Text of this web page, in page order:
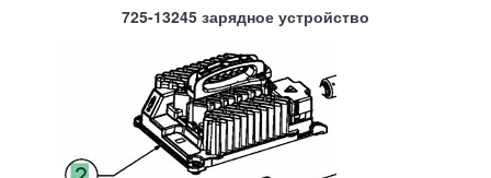
725-13245 зарядное устройство